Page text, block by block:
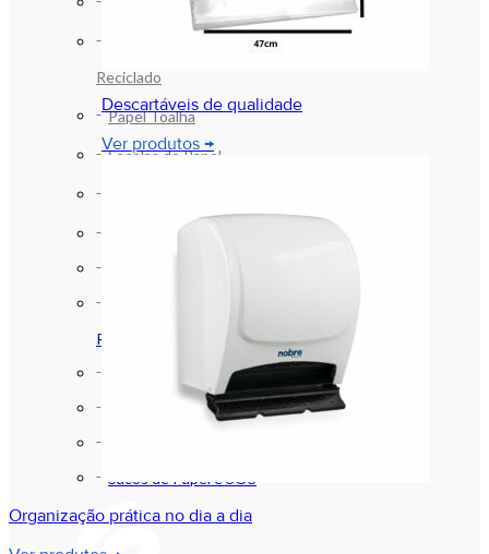
Sacos de Papel Strong HD Branco
Reciclado
Papel Toalha
Sacolas de Papel
Sacos de Papel e SOS
Reciclado
Sacolas de Papel
Sacos de Papel e SOS
Descartáveis de qualidade
Ver produtos →
Organização prática no dia a dia